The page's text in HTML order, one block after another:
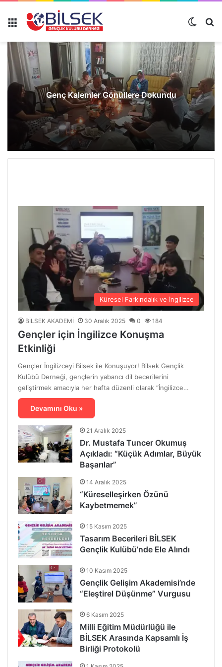
Genç Kalemler Gönüllere Dokundu
Küresel Farkındalık ve İngilizce
BİLSEK AKADEMİ 30 Aralık 2025 0 184
Gençler için İngilizce Konuşma
Etkinliği
Gençler İngilizceyi Bilsek ile Konuşuyor! Bilsek Gençlik
Kulübü Derneği, gençlerin yabancı dil becerilerini
geliştirmek amacıyla her hafta düzenli olarak “İngilizce…
Devamını Oku »
21 Aralık 2025
Dr. Mustafa Tuncer Okumuş
Açıkladı: “Küçük Adımlar, Büyük
Başarılar”
14 Aralık 2025
“Küreselleşirken Özünü
Kaybetmemek”
15 Kasım 2025
Tasarım Becerileri BİLSEK
Gençlik Kulübü’nde Ele Alındı
10 Kasım 2025
Gençlik Gelişim Akademisi’nde
“Eleştirel Düşünme” Vurgusu
6 Kasım 2025
Milli Eğitim Müdürlüğü ile
BİLSEK Arasında Kapsamlı İş
Birliği Protokolü